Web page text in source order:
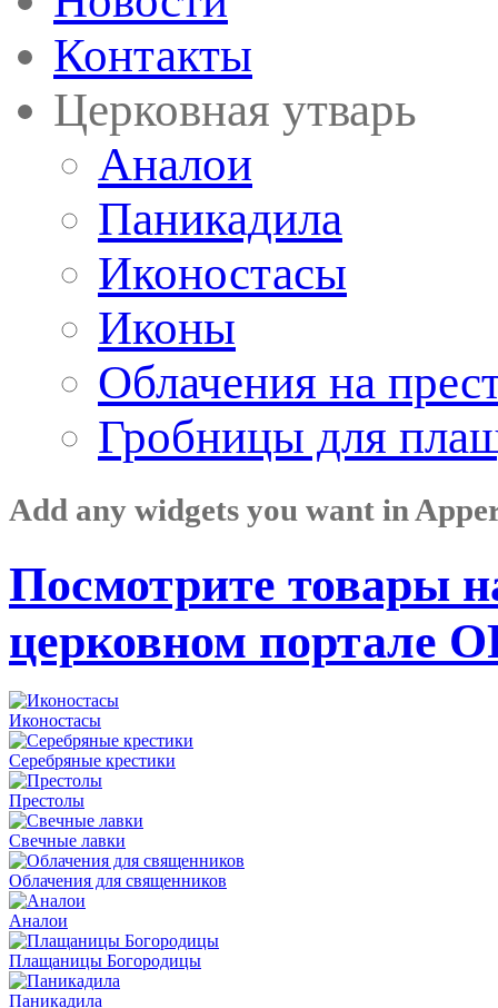
Контакты
Церковная утварь
Аналои
Паникадила
Иконостасы
Иконы
Облачения на
Гробницы для
Add any widgets you want in
Посмотрите товары
церковном портале
Иконостасы
Серебряные крестики
Престолы
Свечные лавки
Облачения для священников
Аналои
Плащаницы Богородицы
Паникадила